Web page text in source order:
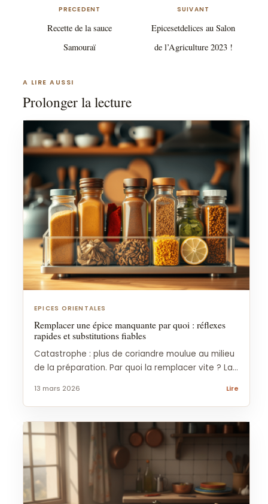
PRECEDENT
Recette de la sauce
Samouraï
SUIVANT
Epicesetdelices au Salon
de l’Agriculture 2023 !
A LIRE AUSSI
Prolonger la lecture
EPICES ORIENTALES
Remplacer une épice manquante par quoi : réflexes
rapides et substitutions fiables
Catastrophe : plus de coriandre moulue au milieu
de la préparation. Par quoi la remplacer vite ? La...
13 mars 2026 Lire